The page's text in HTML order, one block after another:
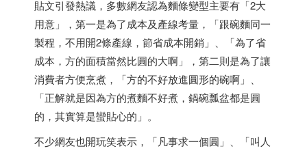
貼文引發熱議，多數網友認為麵條變型主要有「2大
用意」，第一是為了成本及產線考量，「跟碗麵同一
製程，不用開2條產線，節省成本開銷」、「為了省
成本，方的面積當然比圓的大啊」，第二則是為了讓
消費者方便烹煮，「方的不好放進圓形的碗啊」、
「正解就是因為方的煮麵不好煮，鍋碗瓢盆都是圓
的，其實算是蠻貼心的」。
不少網友也開玩笑表示，「凡事求一個圓」、「叫人